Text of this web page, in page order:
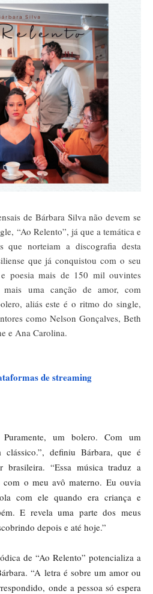
de Bárbara Silva não devem se
“Ao Relento”, já que a temática e
que norteiam a discografia desta
que já conquistou com o seu
poesia mais de 150 mil ouvintes
mais uma canção de amor, com
aliás este é o ritmo do single,
como Nelson Gonçalves, Beth
e Ana Carolina.
de streaming
um bolero. Com um
clássico.”, definiu Bárbara, que é
brasileira. “Essa música traduz a
com o meu avô materno. Eu ouvia
com ele quando era criança e
E revela uma parte dos meus
depois e até hoje.”
de “Ao Relento” potencializa a
“A letra é sobre um amor ou
onde a pessoa só espera